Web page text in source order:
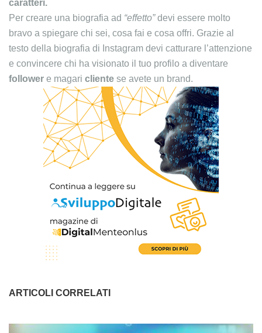
caratteri.
Per creare una biografia ad “effetto”devi essere molto
bravo a spiegare chi sei, cosa fai e cosa offri. Grazie al
testo della biografia di Instagram devi catturare l’attenzione
e convincere chi ha visionato il tuo profilo a diventare
follower e magari cliente se avete un brand.
ARTICOLI CORRELATI